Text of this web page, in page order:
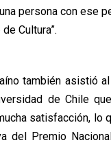
persona con ese
Cultura”.
también asistió
de Chile
satisfacción, lo
del Premio